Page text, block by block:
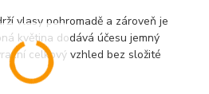
vlasy pohromadě a zároveň je
květina dodává účesu jemný
celkový vzhled bez složité